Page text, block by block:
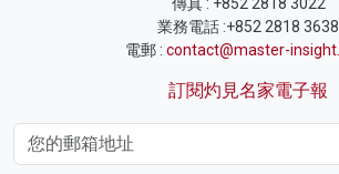
業務電話 :+852 2818 3638
電郵 : contact@master-
訂閱灼見名家電子報